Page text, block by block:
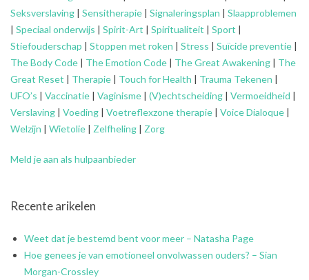
Seksverslaving | Sensitherapie | Signaleringsplan | Slaapproblemen
| Speciaal onderwijs | Spirit-Art | Spiritualiteit | Sport |
Stiefouderschap | Stoppen met roken | Stress | Suïcide preventie |
The Body Code | The Emotion Code | The Great Awakening | The
Great Reset | Therapie | Touch for Health | Trauma Tekenen |
UFO’s | Vaccinatie | Vaginisme | (V)echtscheiding | Vermoeidheid |
Verslaving | Voeding | Voetreflexzone therapie | Voice Dialoque |
Welzijn | Wietolie | Zelfheling | Zorg
Meld je aan als hulpaanbieder
Recente arikelen
Weet dat je bestemd bent voor meer – Natasha Page
Hoe genees je van emotioneel onvolwassen ouders? – Sian
Morgan-Crossley